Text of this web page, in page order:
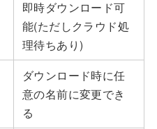
即時ダウンロード可
能(ただしクラウド処
理待ちあり)
ダウンロード時に任
意の名前に変更でき
る